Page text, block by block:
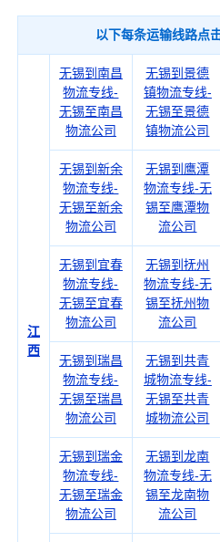
以下每条运输线路点
江
西
无锡到南昌
物流专线-
无锡至南昌
物流公司
无锡到景德
镇物流专线-
无锡至景德
镇物流公司
无锡到新余
物流专线-
无锡至新余
物流公司
无锡到鹰潭
物流专线-无
锡至鹰潭物
流公司
无锡到宜春
物流专线-
无锡至宜春
物流公司
无锡到抚州
物流专线-无
锡至抚州物
流公司
无锡到瑞昌
物流专线-
无锡至瑞昌
物流公司
无锡到共青
城物流专线-
无锡至共青
城物流公司
无锡到瑞金
物流专线-
无锡至瑞金
物流公司
无锡到龙南
物流专线-无
锡至龙南物
流公司